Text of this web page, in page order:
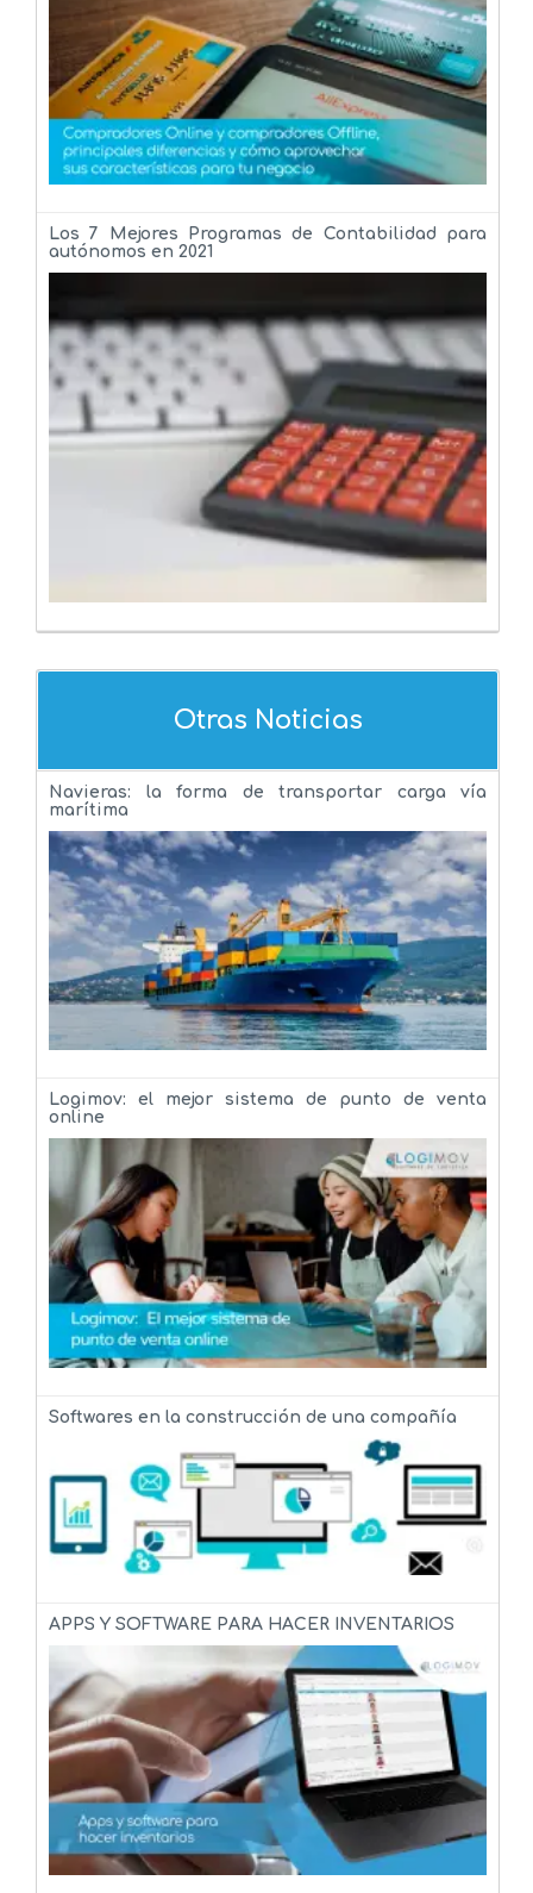
Los 7 Mejores Programas de Contabilidad para
autónomos en 2021
Otras Noticias
Navieras: la forma de transportar carga vía
marítima
Logimov: el mejor sistema de punto de venta
online
Softwares en la construcción de una compañía
APPS Y SOFTWARE PARA HACER INVENTARIOS